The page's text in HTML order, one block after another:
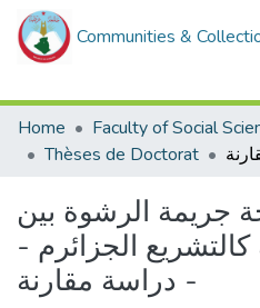
Communities &
Home
Thèses de Doctorat
جريمة الرشوة بين
كالتشريع الجزائرم -
دراسة مقارنة -